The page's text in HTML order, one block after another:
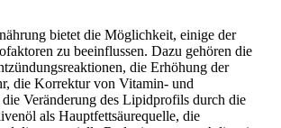
bietet die Möglichkeit, einige der
zu beeinflussen. Dazu gehören die
die Erhöhung der
die Korrektur von Vitamin- und
Veränderung des Lipidprofils durch die
als Hauptfettsäurequelle, die